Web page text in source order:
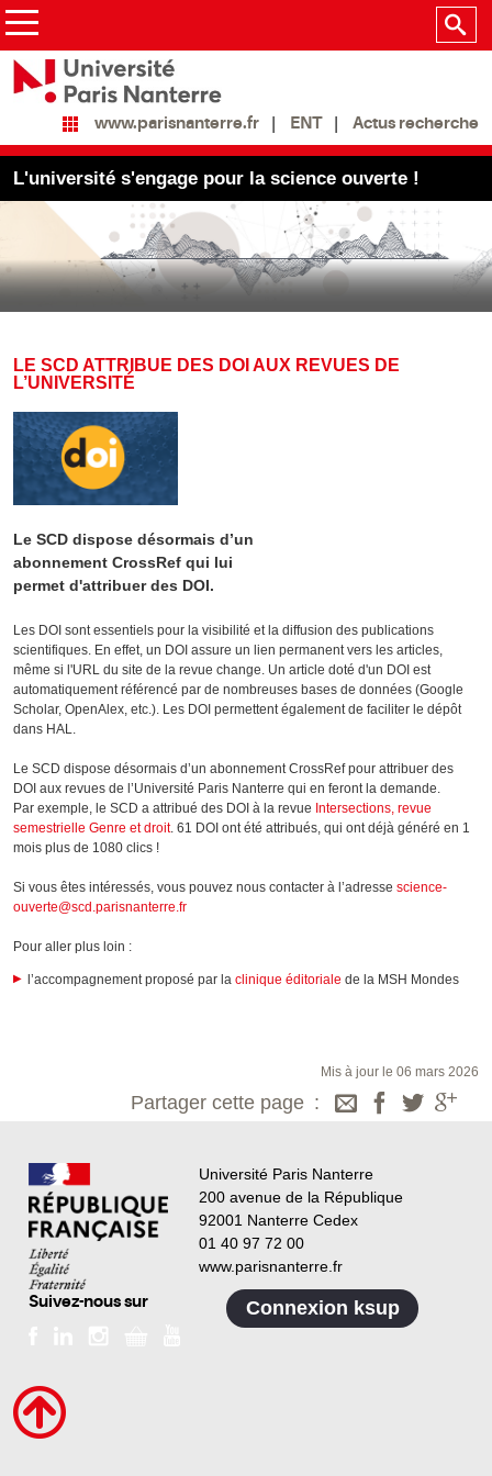
www.parisnanterre.fr ENT Actus recherche
L'université s'engage pour la science ouverte !
LE SCD ATTRIBUE DES DOI AUX REVUES DE
L’UNIVERSITÉ
Le SCD dispose désormais d’un
abonnement CrossRef qui lui
permet d'attribuer des DOI.
Les DOI sont essentiels pour la visibilité et la diffusion des publications
scientifiques. En effet, un DOI assure un lien permanent vers les articles,
même si l'URL du site de la revue change. Un article doté d'un DOI est
automatiquement référencé par de nombreuses bases de données (Google
Scholar, OpenAlex, etc.). Les DOI permettent également de faciliter le dépôt
dans HAL.
Le SCD dispose désormais d’un abonnement CrossRef pour attribuer des
DOI aux revues de l’Université Paris Nanterre qui en feront la demande.
Par exemple, le SCD a attribué des DOI à la revue Intersections, revue
semestrielle Genre et droit. 61 DOI ont été attribués, qui ont déjà généré en 1
mois plus de 1080 clics !
Si vous êtes intéressés, vous pouvez nous contacter à l’adresse science-
ouverte@scd.parisnanterre.fr
Pour aller plus loin :
l’accompagnement proposé par la clinique éditoriale de la MSH Mondes
Mis à jour le 06 mars 2026
Partager cette page
Université Paris Nanterre
200 avenue de la République
92001 Nanterre Cedex
01 40 97 72 00
www.parisnanterre.fr
Suivez-nous sur Connexion ksup